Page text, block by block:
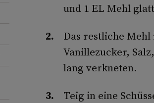
und 1 EL Mehl
Das restliche
Vanillezucker,
lang verkneten.
Teig in eine